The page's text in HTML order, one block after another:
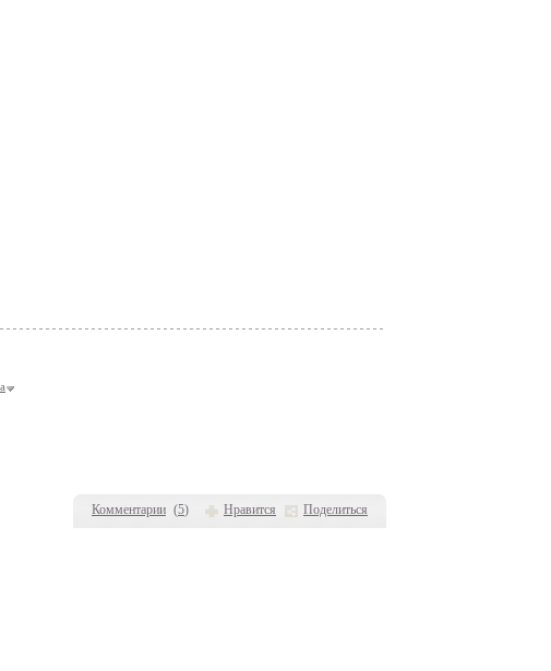
Комментарии (5) Нравится Поделиться